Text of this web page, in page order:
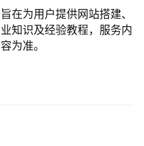
在为用户提供网站搭建、
知识及经验教程，服务内
为准。